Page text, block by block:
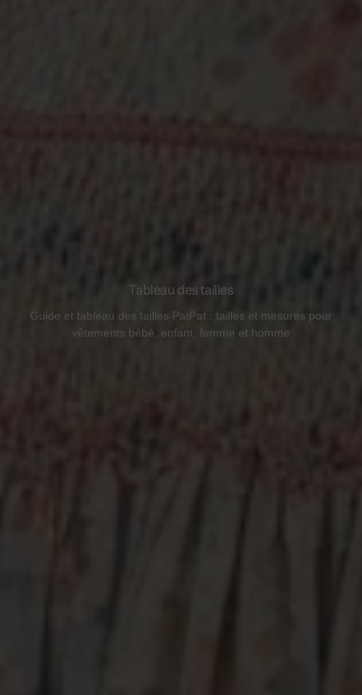
Tableau des tailles
Guide et tableau des tailles PatPat : tailles et mesures pour
vêtements bébé, enfant, femme et homme